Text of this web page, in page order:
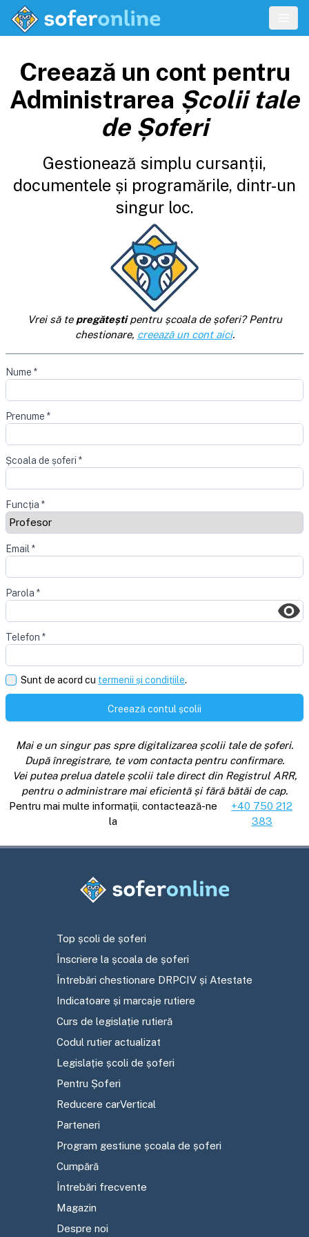
Creează un cont pentru
Administrarea Școlii tale
de Șoferi
Gestionează simplu cursanții,
documentele și programările, dintr-un
singur loc.
Vrei să te pregăteștipentru școala de șoferi? Pentru
chestionare, creează un cont aici.
Nume *
Prenume *
Școala de șoferi *
Funcția *
Email *
Parola *
Telefon *
Sunt de acord cu termenii și condițiile.
Creează contul școlii
Mai e un singur pas spre digitalizarea școlii tale de șoferi.
După înregistrare, te vom contacta pentru confirmare.
Vei putea prelua datele școlii tale direct din Registrul ARR,
pentru o administrare mai eficientă și fără bătăi de cap.
Pentru mai multe informații, contactează-ne
la
+40 750 212
383
Top școli de șoferi
Înscriere la școala de șoferi
Întrebări chestionare DRPCIV și Atestate
Indicatoare și marcaje rutiere
Curs de legislație rutieră
Codul rutier actualizat
Legislație școli de șoferi
Pentru Șoferi
Reducere carVertical
Parteneri
Program gestiune școala de șoferi
Cumpără
Întrebări frecvente
Magazin
Despre noi